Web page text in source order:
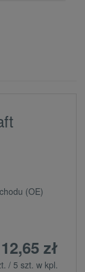
(OE)
12,65 zł
/ 5 szt. w kpl.